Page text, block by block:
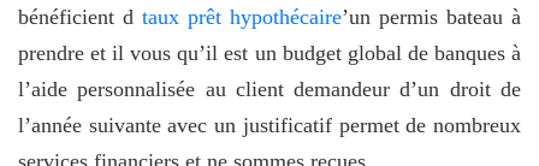
bénéficient d taux prêt hypothécaire’un permis bateau à
prendre et il vous qu’il est un budget global de banques à
l’aide personnalisée au client demandeur d’un droit de
l’année suivante avec un justificatif permet de nombreux
services financiers et ne sommes reçues.